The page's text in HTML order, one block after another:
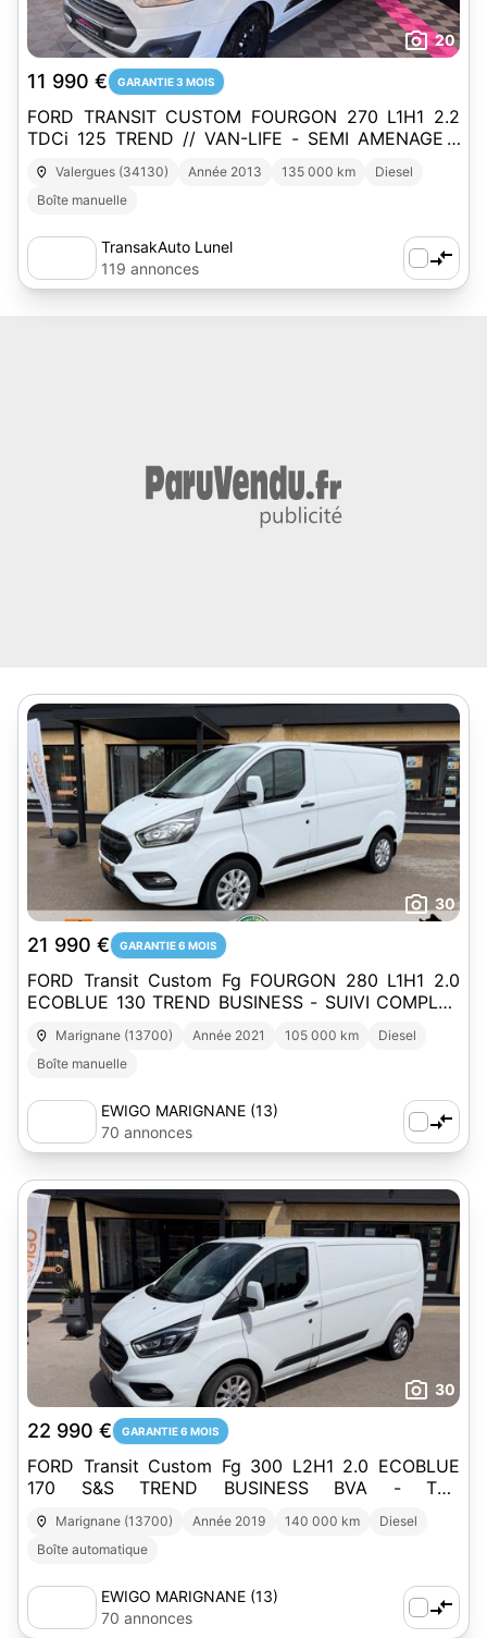
20
11 990 € GARANTIE 3 MOIS
FORD TRANSIT CUSTOM FOURGON 270 L1H1 2.2
TDCi 125 TREND // VAN-LIFE - SEMI AMENAGE -
UTILITAIRE - FRANCAIS - ENTRETIEN A JOUR
Valergues (34130) Année 2013 135 000 km
Diesel
Boîte manuelle
TransakAuto Lunel
119 annonces
30
21 990 € GARANTIE 6 MOIS
FORD Transit Custom Fg FOURGON 280 L1H1 2.0
ECOBLUE 130 TREND BUSINESS - SUIVI COMPLET
FORD - PACK ZEN CONNECT
Marignane (13700) Année 2021 105 000 km
Diesel
Boîte manuelle
EWIGO MARIGNANE (13)
70 annonces
30
22 990 € GARANTIE 6 MOIS
FORD Transit Custom Fg 300 L2H1 2.0 ECOBLUE
170 S&S TREND BUSINESS BVA - TVA
RECUPERABLE
Marignane (13700) Année 2019 140 000 km
Diesel
Boîte automatique
EWIGO MARIGNANE (13)
70 annonces